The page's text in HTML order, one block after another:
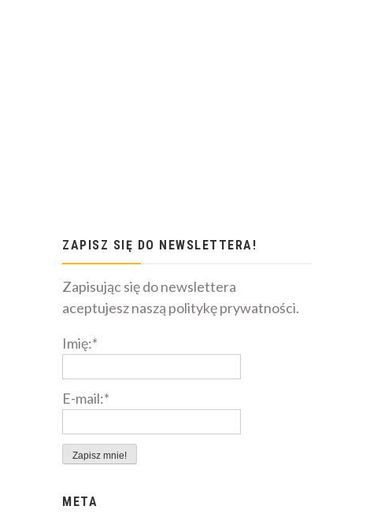
ZAPISZ SIĘ DO NEWSLETTERA!
Zapisując się do newslettera
aceptujesz naszą politykę prywatności.
Imię:*
E-mail:*
META